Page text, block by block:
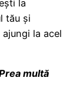
la
tău și
la acel
multă